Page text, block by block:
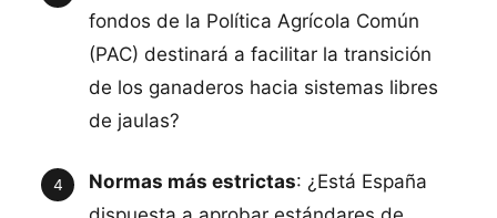
fondos de la Política Agrícola Común
(PAC) destinará a facilitar la transición
de los ganaderos hacia sistemas libres
de jaulas?
Normas más estrictas: ¿Está España